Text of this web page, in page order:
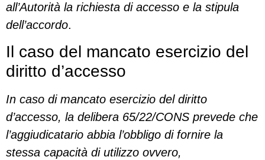
all’Autorità la richiesta di accesso e la stipula
dell’accordo.
Il caso del mancato esercizio del
diritto d’accesso
In caso di mancato esercizio del diritto
d’accesso, la delibera 65/22/CONS prevede che
l’aggiudicatario abbia l’obbligo di fornire la
stessa capacità di utilizzo ovvero,